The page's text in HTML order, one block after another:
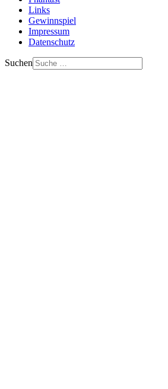
Links
Gewinnspiel
Impressum
Datenschutz
Suchen